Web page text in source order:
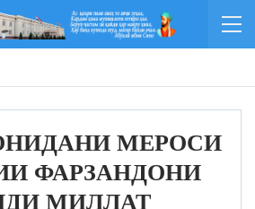
МЕРОСИ
ФАРЗАНДОНИ
МИЛЛАТ